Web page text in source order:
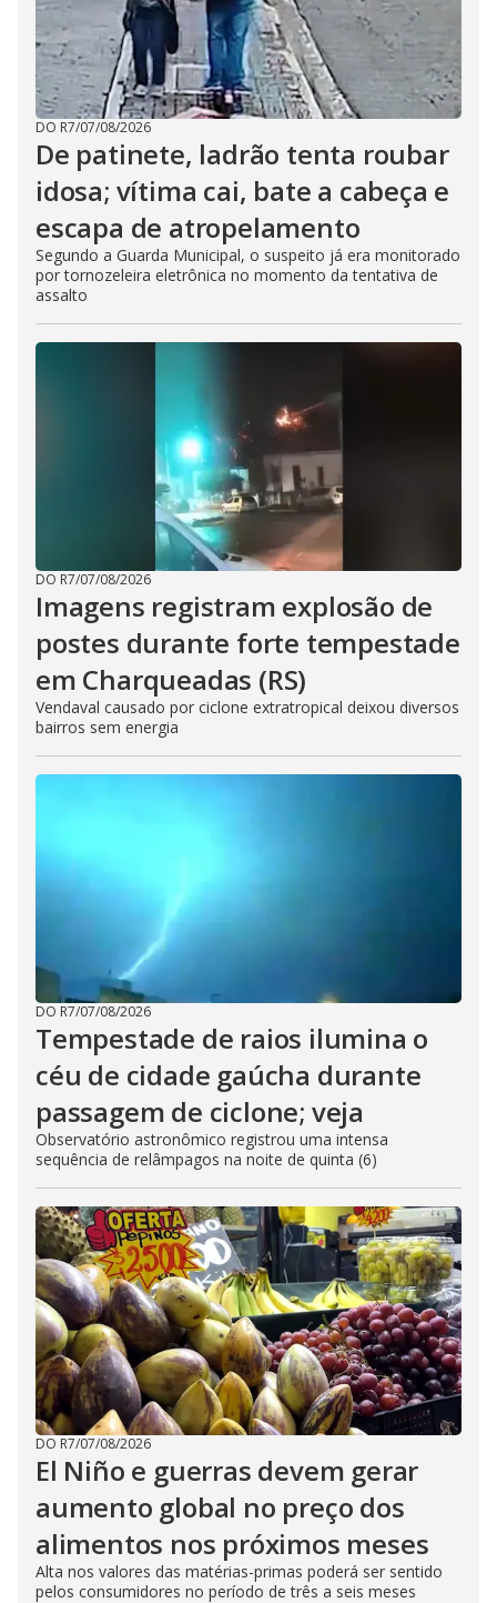
DO R7/07/08/2026
De patinete, ladrão tenta roubar
idosa; vítima cai, bate a cabeça e
escapa de atropelamento
Segundo a Guarda Municipal, o suspeito já era monitorado
por tornozeleira eletrônica no momento da tentativa de
assalto
DO R7/07/08/2026
Imagens registram explosão de
postes durante forte tempestade
em Charqueadas (RS)
Vendaval causado por ciclone extratropical deixou diversos
bairros sem energia
DO R7/07/08/2026
Tempestade de raios ilumina o
céu de cidade gaúcha durante
passagem de ciclone; veja
Observatório astronômico registrou uma intensa
sequência de relâmpagos na noite de quinta (6)
DO R7/07/08/2026
El Niño e guerras devem gerar
aumento global no preço dos
alimentos nos próximos meses
Alta nos valores das matérias-primas poderá ser sentido
pelos consumidores no período de três a seis meses